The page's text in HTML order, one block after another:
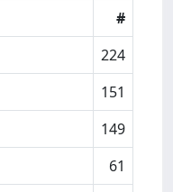
#
224
151
149
61